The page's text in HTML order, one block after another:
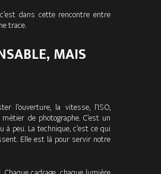
dans cette rencontre entre
trace.
MAIS
l’ouverture, la vitesse, l’ISO,
de photographe. C’est un
à peu. La technique, c’est ce qui
Elle est là pour servir notre